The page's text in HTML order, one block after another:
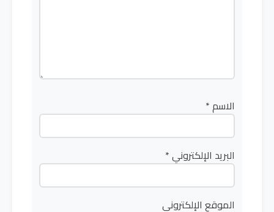
الاسم*
البريد الإلكتروني*
الموقع الإلكتروني